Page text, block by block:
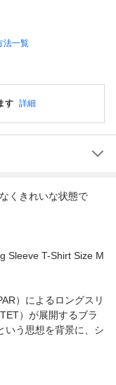
法一覧
す 詳細
くきれいな状態で
Sleeve T-Shirt Size M
）によるロングスリ
）が展開するブラ
いう思想を背景に、シ